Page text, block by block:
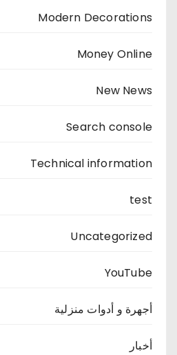
Modern Decorations
Money Online
New News
Search console
Technical information
test
Uncategorized
YouTube
أجهرة و أدوات منزلية
أخبار